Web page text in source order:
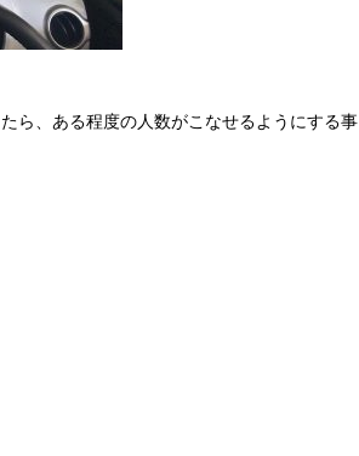
ら、ある程度の人数がこなせるようにする事